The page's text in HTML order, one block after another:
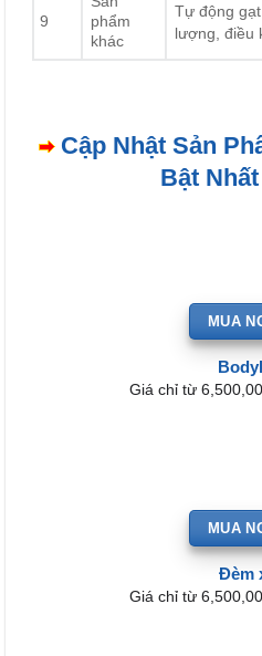
9
phẩm
khác
Tự động
lượng, điều
Cập Nhật Sản
Bật
MUA
Giá chỉ từ
MUA
Đèm
Giá chỉ từ